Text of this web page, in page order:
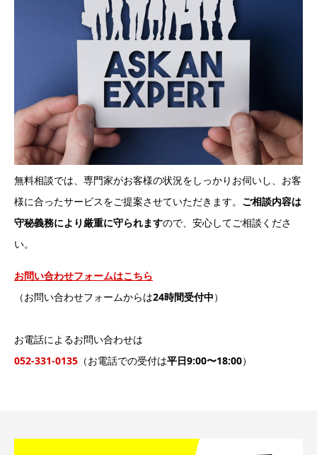
無料相談では、専門家がお客様の状況をしっかりお伺いし、お客
様に合ったサービスをご提案させていただきます。 ご相談内容は
守秘義務により厳重に守られますので、安心してご相談くださ
い。
お問い合わせフォームはこちら
（お問い合わせフォームからは24時間受付中）
お電話によるお問い合わせは
052-331-0135 （お電話での受付は平日9:00〜18:00）